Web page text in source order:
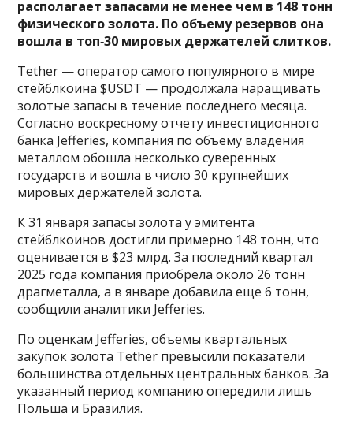
располагает запасами не менее чем в 148 тонн
физического золота. По объему резервов она
вошла в топ‑30 мировых держателей слитков.
Tether — оператор самого популярного в мире
стейблкоина $USDT — продолжала наращивать
золотые запасы в течение последнего месяца.
Согласно воскресному отчету инвестиционного
банка Jefferies, компания по объему владения
металлом обошла несколько суверенных
государств и вошла в число 30 крупнейших
мировых держателей золота.
К 31 января запасы золота у эмитента
стейблкоинов достигли примерно 148 тонн, что
оценивается в $23 млрд. За последний квартал
2025 года компания приобрела около 26 тонн
драгметалла, а в январе добавила еще 6 тонн,
сообщили аналитики Jefferies.
По оценкам Jefferies, объемы квартальных
закупок золота Tether превысили показатели
большинства отдельных центральных банков. За
указанный период компанию опередили лишь
Польша и Бразилия.